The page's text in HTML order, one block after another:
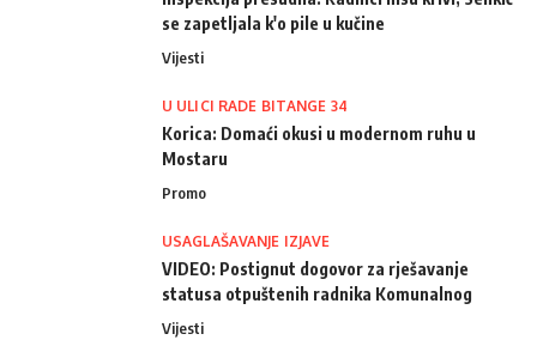
se zapetljala k'o pile u kučine
Vijesti
U ULICI RADE BITANGE 34
Korica: Domaći okusi u modernom ruhu u
Mostaru
Promo
USAGLAŠAVANJE IZJAVE
VIDEO: Postignut dogovor za rješavanje
statusa otpuštenih radnika Komunalnog
Vijesti